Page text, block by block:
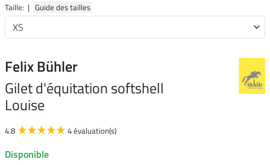
Taille: | Guide des tailles
Felix Bühler
Gilet d'équitation softshell
Louise
4.8 4 évaluation(s)
Disponible